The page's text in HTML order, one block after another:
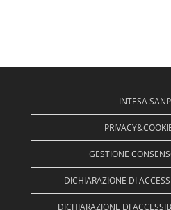
INTESA
GESTIONE
DICHIARAZIONE DI
DICHIARAZIONE DI